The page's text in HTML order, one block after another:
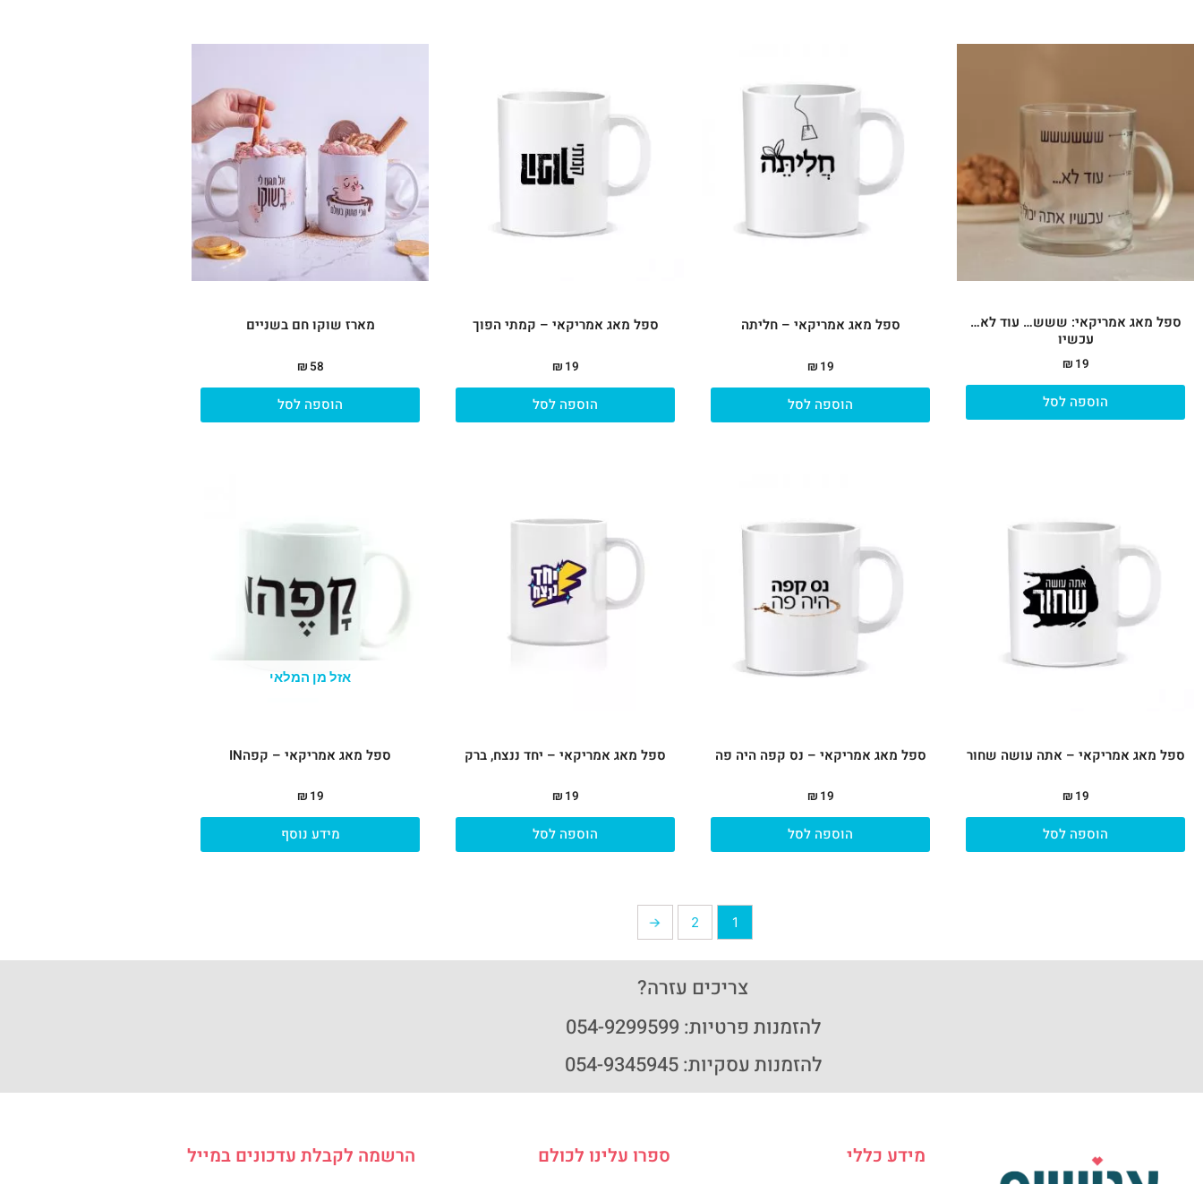
ספל מאג אמריקאי: ששש… עוד לא…
עכשיו
₪ 19
הוספה לסל
ספל מאג אמריקאי – חליתה
₪ 19
הוספה לסל
ספל מאג אמריקאי – קמתי הפוך
₪ 19
הוספה לסל
מארז שוקו חם בשניים
₪ 58
הוספה לסל
ספל מאג אמריקאי – אתה עושה שחור
₪ 19
הוספה לסל
ספל מאג אמריקאי – נס קפה היה פה
₪ 19
הוספה לסל
ספל מאג אמריקאי – יחד ננצח, ברק
₪ 19
הוספה לסל
אזל מן המלאי
ספל מאג אמריקאי – קפהIN
₪ 19
מידע נוסף
1
2
←
צריכים עזרה?
להזמנות פרטיות: 054-9299599
להזמנות עסקיות: 054-9345945
מידע כללי ספרו עלינו לכולם הרשמה לקבלת עדכונים במייל